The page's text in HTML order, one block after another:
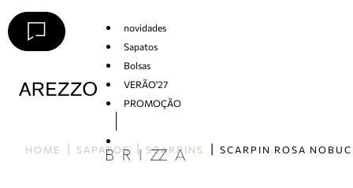
novidades
Sapatos
Bolsas
VERÃO'27
PROMOÇÃO
HOME SAPATOS SCARPINS